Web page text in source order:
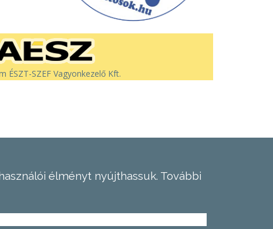
ÉSZT-SZEF Vagyonkezelő Kft.
élményt nyújthassuk. További